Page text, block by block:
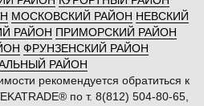
МОСКОВСКИЙ РАЙОН НЕВСКИЙ
РАЙОН ПРИМОРСКИЙ РАЙОН
ФРУНЗЕНСКИЙ РАЙОН
РАЙОН
рекомендуется обратиться к
по т. 8(812) 504-80-65,